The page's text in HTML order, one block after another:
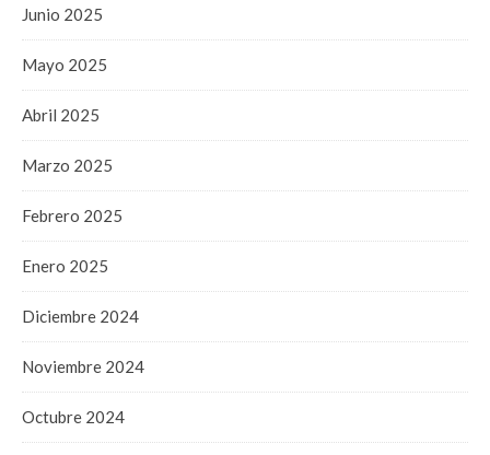
Junio 2025
Mayo 2025
Abril 2025
Marzo 2025
Febrero 2025
Enero 2025
Diciembre 2024
Noviembre 2024
Octubre 2024